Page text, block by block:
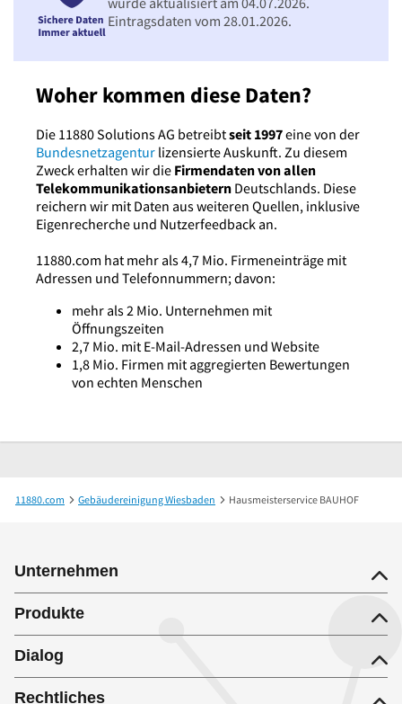
Woher kommen diese Daten?
Die 11880 Solutions AG betreibtseit 1997eine von der
Bundesnetzagentur lizensierte Auskunft. Zu diesem
Zweck erhalten wir die Firmendaten von allen
Telekommunikationsanbietern Deutschlands. Diese
reichern wir mit Daten aus weiteren Quellen, inklusive
Eigenrecherche und Nutzerfeedback an.
11880.com hat mehr als 4,7 Mio. Firmeneinträge mit
Adressen und Telefonnummern; davon:
mehr als 2 Mio. Unternehmen mit
Öffnungszeiten
2,7 Mio. mit E-Mail-Adressen und Website
1,8 Mio. Firmen mit aggregierten Bewertungen
von echten Menschen
Eintragsdaten vom 28.01.2026.
11880.com Gebäudereinigung Wiesbaden Hausmeisterservice BAUHOF
Unternehmen
Produkte
Dialog
Rechtliches